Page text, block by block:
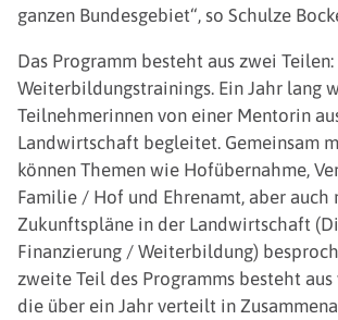
ganzen Bundesgebiet“, so Schulze
Das Programm besteht aus zwei
Weiterbildungstrainings. Ein Jahr lang
Teilnehmerinnen von einer Mentorin
Landwirtschaft begleitet. Gemeinsam
können Themen wie Hofübernahme,
Familie / Hof und Ehrenamt, aber auch
Zukunftspläne in der Landwirtschaft
Finanzierung / Weiterbildung)
zweite Teil des Programms besteht aus
die über ein Jahr verteilt in